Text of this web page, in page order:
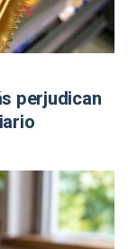
perjudican